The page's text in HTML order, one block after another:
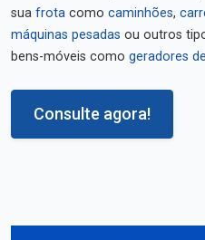
sua frota como caminhões,
máquinas pesadas ou outros
bens-móveis como geradores
Consulte agora!